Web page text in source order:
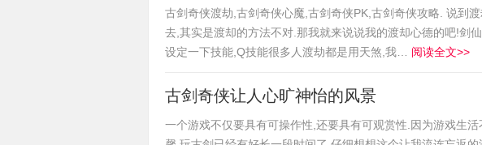
古剑奇侠渡劫,古剑奇侠心魔,古剑奇侠PK,古剑奇侠攻略. 说到
去,其实是渡却的方法不对.那我就来说说我的渡却心德的吧!剑
设定一下技能,Q技能很多人渡劫都是用天煞,我… 阅读全文>>
古剑奇侠让人心旷神怡的风景
一个游戏不仅要具有可操作性,还要具有可观赏性.因为游戏生